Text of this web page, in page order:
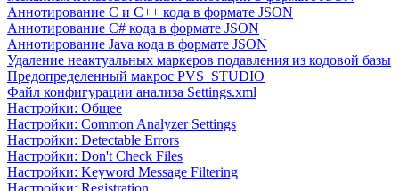
Аннотирование C и C++ кода в формате JSON
Аннотирование C# кода в формате JSON
Аннотирование Java кода в формате JSON
Удаление неактуальных маркеров подавления из кодовой базы
Предопределенный макрос PVS_STUDIO
Файл конфигурации анализа Settings.xml
Настройки: Общее
Настройки: Common Analyzer Settings
Настройки: Detectable Errors
Настройки: Don't Check Files
Настройки: Keyword Message Filtering
Настройки: Registration